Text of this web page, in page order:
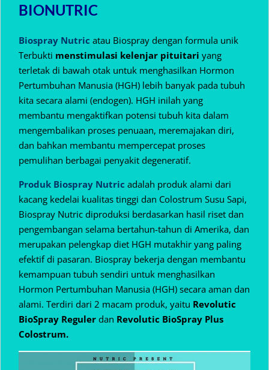
BIONUTRIC
Biospray Nutric atau Biospray dengan formula unik
Terbukti menstimulasi kelenjar pituitari yang
terletak di bawah otak untuk menghasilkan Hormon
Pertumbuhan Manusia (HGH) lebih banyak pada tubuh
kita secara alami (endogen). HGH inilah yang
membantu mengaktifkan potensi tubuh kita dalam
mengembalikan proses penuaan, meremajakan diri,
dan bahkan membantu mempercepat proses
pemulihan berbagai penyakit degeneratif.
Produk Biospray Nutric adalah produk alami dari
kacang kedelai kualitas tinggi dan Colostrum Susu Sapi,
Biospray Nutric diproduksi berdasarkan hasil riset dan
pengembangan selama bertahun-tahun di Amerika, dan
merupakan pelengkap diet HGH mutakhir yang paling
efektif di pasaran. Biospray bekerja dengan membantu
kemampuan tubuh sendiri untuk menghasilkan
Hormon Pertumbuhan Manusia (HGH) secara aman dan
alami. Terdiri dari 2 macam produk, yaitu Revolutic
BioSpray Reguler dan Revolutic BioSpray Plus
Colostrum.